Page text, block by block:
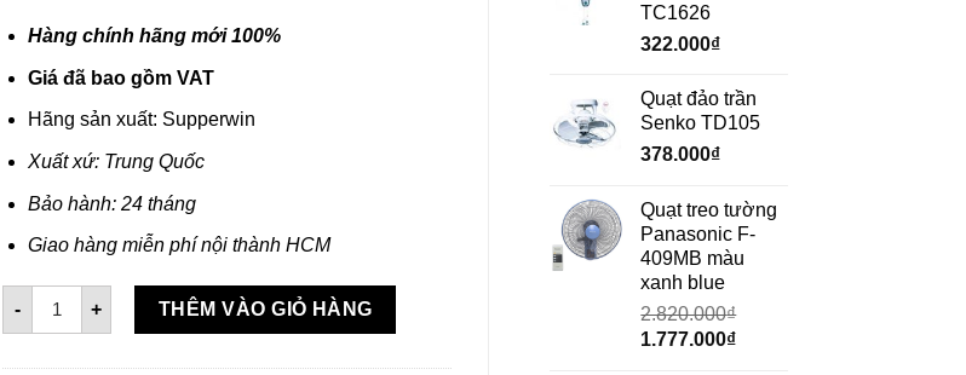
TC1626
322.000₫
Quạt đảo trần
Senko TD105
378.000₫
Quạt treo tường
Panasonic F-
409MB màu
xanh blue
2.820.000₫
Giá
1.777.000₫Giá
Hàng chính hãng mới 100%
Giá đã bao gồm VAT
Hãng sản xuất: Supperwin
Xuất xứ: Trung Quốc
Bảo hành: 24 tháng
Giao hàng miễn phí nội thành HCM
-
Quạt vuông trực tiếp SuperWin QV620 (220V) số lượng
+ THÊM VÀO GIỎ HÀNG